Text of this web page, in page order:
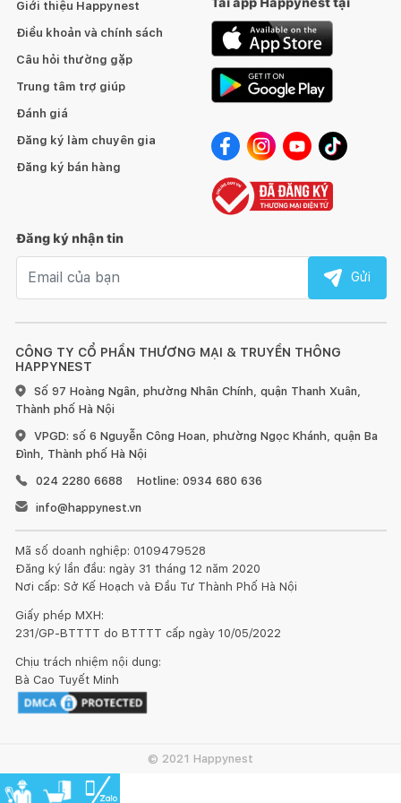
Công nghệ DUAL Inverter Heat Pump™ tối ưu hiệu quả sấy
và tiết kiệm điện
Sấy ngăn ngừa dị ứng
Chăm sóc nhẹ nhàng giúp giảm nếp nhăn và co rút
Máy sấy DUAL Inverter Heat Pump™
Cho hiệu suất đồng đều, chăm sóc bền vững
Sống theo tiêu chuẩn mới về tiết kiệm điện năng, sử dụng tiện
lợi và sấy đồ bảo vệ sức khỏe
Không còn nỗi lo tiền điện. Công nghệ DUAL Inverter Heat
Pump™ giúp tiết kiệm điện tối đa.
Diệt 99,9% vi khuẩn và các tác nhân gây dị ứng
Không còn lo lắng vì chế độ Allergy Care (Chống dị ứng) giảm
99.9% vi khuẩn và mạt bụi nhà. Cải thiện chất lượng cuộc sống.
Dàn ngưng dễ vệ sinh
Dễ dàng bảo trì với Bình ngưng tự động làm sạch có thể tự vệ
sinh, không cần phiền tới bạn.
Làm giảm nếp nhăn và giảm co rút. Công nghệ sấy heatpump
với nhiệt độ thấp giúp làm giảm giảm nếp nhăn quần áo và
CÔNG TY CỔ PHẦN THƯƠNG MẠI & TRUYỀN THÔNG
HAPPYNEST
Số 97 Hoàng Ngân, phường Nhân Chính, quận Thanh Xuân,
Thành phố Hà Nội
VPGD: số 6 Nguyễn Công Hoan, phường Ngọc Khánh, quận Ba
Đình, Thành phố Hà Nội
024 2280 6688
Hotline: 0934 680 636
info@happynest.vn
Mã số doanh nghiệp: 0109479528
Đăng ký lần đầu: ngày 31 tháng 12 năm 2020
Nơi cấp: Sở Kế Hoạch và Đầu Tư Thành Phố Hà Nội
Giấy phép MXH:
231/GP-BTTTT do BTTTT cấp ngày 10/05/2022
Chịu trách nhiệm nội dung:
Bà Cao Tuyết Minh
Giới thiệu Happynest
Điều khoản và chính sách
Câu hỏi thường gặp
Trung tâm trợ giúp
Đánh giá
Đăng ký làm chuyên gia
Đăng ký bán hàng
Đăng ký nhận tin
Gửi
© 2021 Happynest